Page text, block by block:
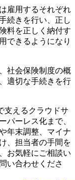
雇用するそれぞれ
続きを行い、正し
料を正しく納付す
できるようになり
社会保険制度の概
適切な手続きを行
支えるクラウドサ
パーレス化まで、
年末調整、マイナ
、担当者の手間を
お気軽にご相談い
い合わせくださ